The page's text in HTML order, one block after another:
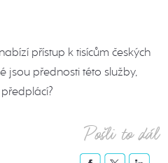
přístup k tisícům českých
jsou přednosti této služby,
Pošli to dál